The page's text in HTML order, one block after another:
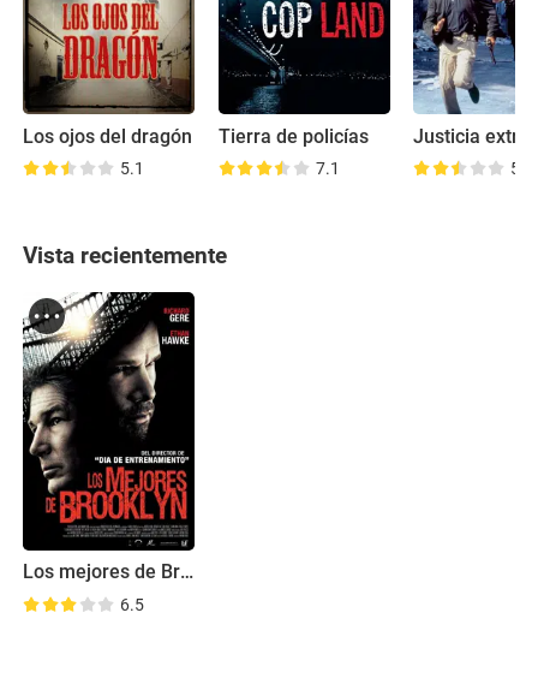
Los ojos del dragón
5.1
Tierra de policías
7.1
Justicia
5.6
Vista recientemente
Los mejores de Brooklyn
6.5